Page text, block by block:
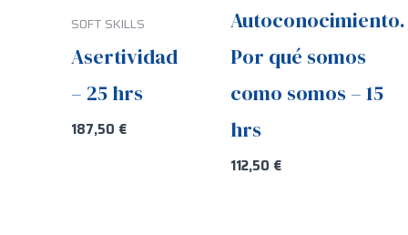
SOFT SKILLS
Asertividad
– 25 hrs
187,50 €
Autoconocimiento.
Por qué somos
como somos – 15
hrs
112,50 €